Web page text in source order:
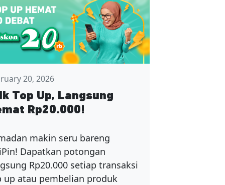
20, 2026
Top Up, Langsung
Rp20.000!
makin seru bareng
Dapatkan potongan
Rp20.000 setiap transaksi
up atau pembelian produk